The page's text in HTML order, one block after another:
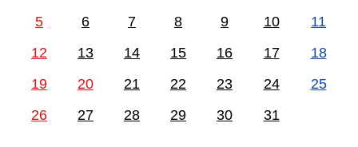
5
6 7 8 9 10
11
12
13 14 15 16 17
18
19
20 21 22 23 24
25
26
27 28 29 30 31